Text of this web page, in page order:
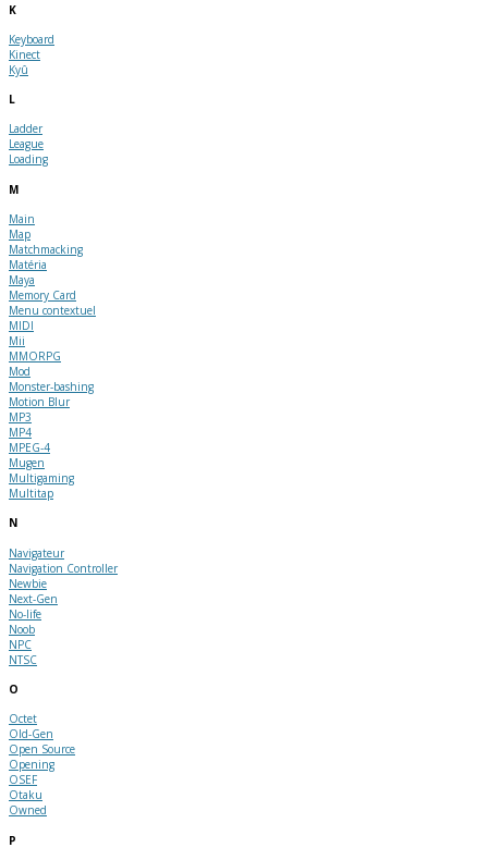
K
Keyboard
Kinect
Kyû
L
Ladder
League
Loading
M
Main
Map
Matchmacking
Matéria
Maya
Memory Card
Menu contextuel
MIDI
Mii
MMORPG
Mod
Monster-bashing
Motion Blur
MP3
MP4
MPEG-4
Mugen
Multigaming
Multitap
N
Navigateur
Navigation Controller
Newbie
Next-Gen
No-life
Noob
NPC
NTSC
O
Octet
Old-Gen
Open Source
Opening
OSEF
Otaku
Owned
P